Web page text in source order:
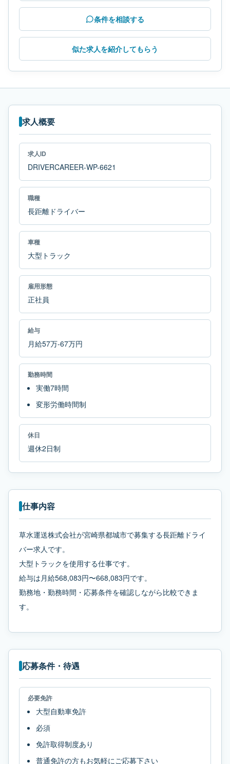
条件を相談する
似た求人を紹介してもらう
求人概要
求人ID
DRIVERCAREER-WP-6621
職種
長距離ドライバー
車種
大型トラック
雇用形態
正社員
給与
月給57万-67万円
勤務時間
実働7時間
変形労働時間制
休日
週休2日制
仕事内容
草水運送株式会社が宮崎県都城市で募集する長距離ドライ
バー求人です。
大型トラックを使用する仕事です。
給与は月給568,083円〜668,083円です。
勤務地・勤務時間・応募条件を確認しながら比較できま
す。
応募条件・待遇
必要免許
大型自動車免許
必須
免許取得制度あり
普通免許の方もお気軽にご応募下さい